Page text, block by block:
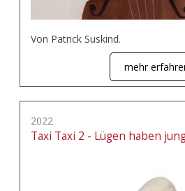
Von Patrick Suskind.
mehr
2022
Taxi Taxi 2 - Lügen haben